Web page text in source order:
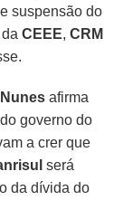
suspensão do
daCEEE,CRM
afirma
governo do
a crer que
será
da dívida do